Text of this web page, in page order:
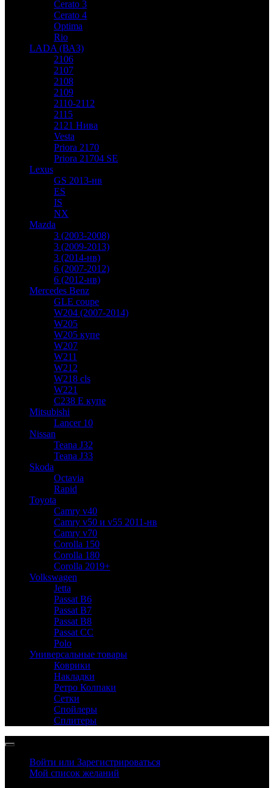
Cerato 3
Cerato 4
Optima
Rio
LADA (ВАЗ)
2106
2107
2108
2109
2110-2112
2115
2121 Нива
Vesta
Priora 2170
Priora 21704 SE
Lexus
GS 2013-нв
ES
IS
NX
Mazda
3 (2003-2008)
3 (2009-2013)
3 (2014-нв)
6 (2007-2012)
6 (2012-нв)
Mercedes Benz
GLE coupe
W204 (2007-2014)
W205
W205 купе
W207
W211
W212
W218 cls
W221
C238 E купе
Mitsubishi
Lancer 10
Nissan
Teana J32
Teana J33
Skoda
Octavia
Rapid
Toyota
Camry v40
Camry v50 и v55 2011-нв
Camry v70
Corolla 150
Corolla 180
Corolla 2019+
Volkswagen
Jetta
Passat B6
Passat B7
Passat B8
Passat CC
Polo
Универсальные товары
Коврики
Накладки
Ретро Колпаки
Сетки
Спойлеры
Сплитеры
Войти или Зарегистрироваться
Мой список желаний